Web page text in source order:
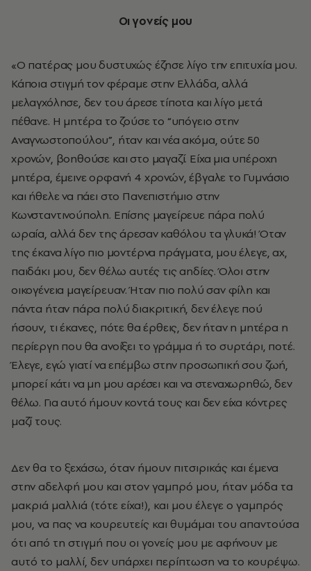
Οι γονείς μου
«Ο πατέρας μου δυστυχώς έζησε λίγο την επιτυχία μου.
Κάποια στιγμή τον φέραμε στην Ελλάδα, αλλά
μελαγχόλησε, δεν του άρεσε τίποτα και λίγο μετά
πέθανε. Η μητέρα το ζούσε το “υπόγειο στην
Αναγνωστοπούλου”, ήταν και νέα ακόμα, ούτε 50
χρονών, βοηθούσε και στο μαγαζί. Είχα μια υπέροχη
μητέρα, έμεινε ορφανή 4 χρονών, έβγαλε το Γυμνάσιο
και ήθελε να πάει στο Πανεπιστήμιο στην
Κωνσταντινούπολη. Επίσης μαγείρευε πάρα πολύ
ωραία, αλλά δεν της άρεσαν καθόλου τα γλυκά! Όταν
της έκανα λίγο πιο μοντέρνα πράγματα, μου έλεγε, αχ,
παιδάκι μου, δεν θέλω αυτές τις αηδίες. Όλοι στην
οικογένεια μαγείρευαν. Ήταν πιο πολύ σαν φίλη και
πάντα ήταν πάρα πολύ διακριτική, δεν έλεγε πού
ήσουν, τι έκανες, πότε θα έρθεις, δεν ήταν η μητέρα η
περίεργη που θα ανοίξει το γράμμα ή το συρτάρι, ποτέ.
Έλεγε, εγώ γιατί να επέμβω στην προσωπική σου ζωή,
μπορεί κάτι να μη μου αρέσει και να στεναχωρηθώ, δεν
θέλω. Για αυτό ήμουν κοντά τους και δεν είχα κόντρες
μαζί τους.
Δεν θα το ξεχάσω, όταν ήμουν πιτσιρικάς και έμενα
στην αδελφή μου και στον γαμπρό μου, ήταν μόδα τα
μακριά μαλλιά (τότε είχα!), και μου έλεγε ο γαμπρός
μου, να πας να κουρευτείς και θυμάμαι του απαντούσα
ότι από τη στιγμή που οι γονείς μου με αφήνουν με
αυτό το μαλλί, δεν υπάρχει περίπτωση να το κουρέψω.